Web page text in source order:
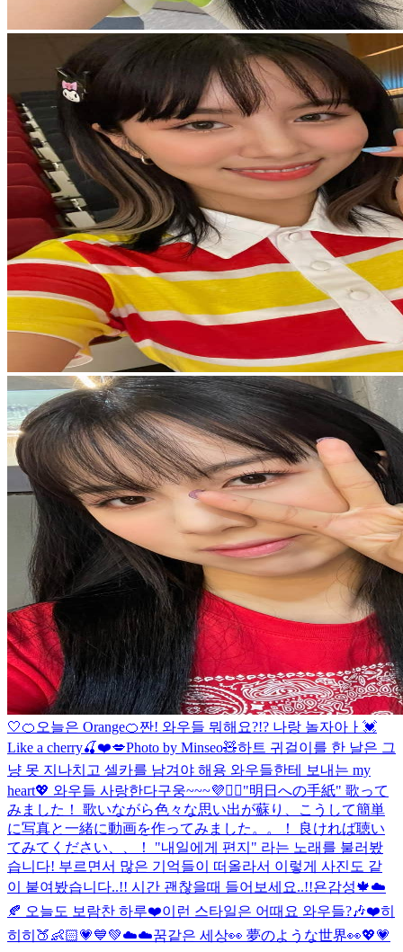
🤍🍊오늘은 Orange🍊짠! 와우들 뭐해요?!? 나랑 놀자아ㅏ💓
Like a cherry🍒❤️💋Photo by Minseo🧸하트 귀걸이를 한 날은 그
냥 못 지나치고 셀카를 남겨야 해용 와우들한테 보내는 my
heart💖 와우들 사랑한다구웅~~~💜🙆‍♀️"明日への手紙" 歌って
みました！ 歌いながら色々な思い出が蘇り、こうして簡単
に写真と一緒に動画を作ってみました。。！ 良ければ聴い
てみてください、、！ "내일에게 편지" 라는 노래를 불러봤
습니다! 부르면서 많은 기억들이 떠올라서 이렇게 사진도 같
이 붙여봤습니다..!! 시간 괜찮을때 들어보세요..!!욘감성🍁☁️
🍂 오늘도 보람찬 하루❤️이런 스타일은 어때요 와우들?🎶❤️히
히히🍑👶🏻💗💙💚☁️☁️꿈같은 세상👀 夢のような世界👀💖💗